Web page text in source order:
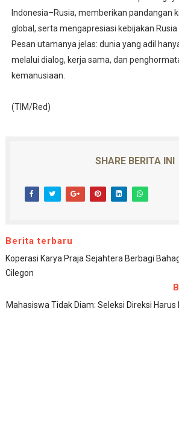
Indonesia–Rusia, memberikan pandangan
global, serta mengapresiasi kebijakan Rusia
Pesan utamanya jelas: dunia yang adil
melalui dialog, kerja sama, dan
kemanusiaan.
(TIM/Red)
SHARE BERITA INI
Berita terbaru
Koperasi Karya Praja Sejahtera Berbagi
Cilegon
Mahasiswa Tidak Diam: Seleksi Direksi